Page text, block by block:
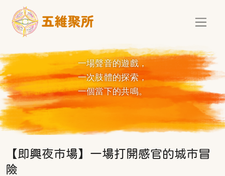
移至主內容
一場聲音的遊戲，
一次肢體的探索，
一個當下的共鳴。
【即興夜市場】一場打開感官的城市冒
險